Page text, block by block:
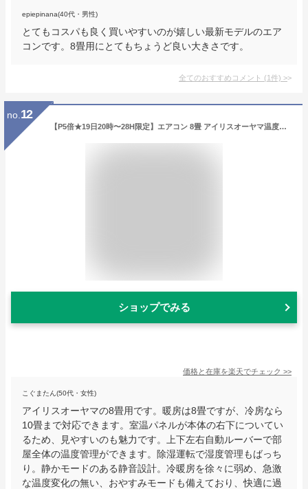
epiepinana(40代・男性)
とてもコスパも良く買いやすいのが嬉しい最新モデルのエア
コンです。8畳用にとてもちょうど良い大きさです。
全てのおすすめコメント (1件) >
no. 12
【P5倍★19日20時〜28H限定】エアコン 8畳 アイリスオーヤマ温度表示 左右自動ルーバー搭載 省エネ クーラー 主に8畳用 冷暖房エアコン 冷房 暖房 除湿 送風 室内機 室外機 スタンダード タイマー付 新品 単品 ルームエアコン 2.5kw IHF-2506G【取り付け工事無】
ショップでみる
価格と在庫を楽天でチェック >>
こぐまたん(50代・女性)
アイリスオーヤマの8畳用です。暖房は8畳ですが、冷房なら
10畳まで対応できます。室温パネルが本体の右下についてい
るため、見やすいのも魅力です。上下左右自動ルーバーで部
屋全体の温度管理ができます。除湿運転で湿度管理もばっち
り。静かモードのある静音設計。冷暖房を徐々に弱め、急激
な温度変化の無い、おやすみモードも備えており、快適に過